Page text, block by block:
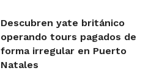
Descubren yate británico
operando tours pagados de
forma irregular en Puerto
Natales